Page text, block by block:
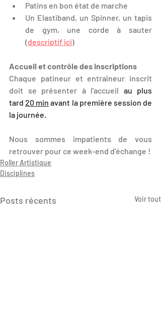
Patins en bon état de marche
Un Elastiband, un Spinner, un tapis
de gym, une corde à sauter
(descriptif ici)
Accueil et contrôle des inscriptions
Chaque patineur et entraîneur inscrit
doit se présenter à l'accueil au plus
tard 20 min avant la première session de
la journée.
Nous sommes impatients de vous
retrouver pour ce week-end d'échange !
Roller Artistique
Disciplines
Posts récents Voir tout